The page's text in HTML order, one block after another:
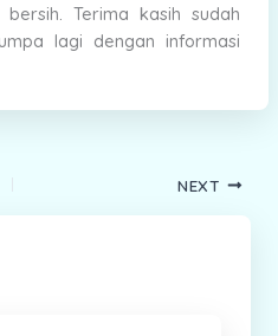
Terima kasih sudah
lagi dengan informasi
NEXT